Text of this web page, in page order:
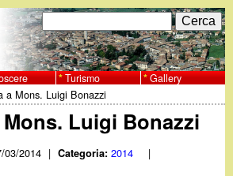
F
o
r
m
d
C
e
r
c
a
Turismo Gallery
a Mons. Luigi Bonazzi
Luigi Bonazzi
03/2014 | Categoria:2014 |